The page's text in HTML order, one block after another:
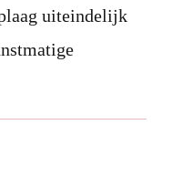
uiteindelijk